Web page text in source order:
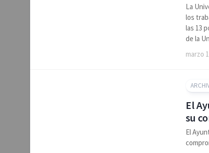
La
los
las 13
de la
marzo
El
su
El